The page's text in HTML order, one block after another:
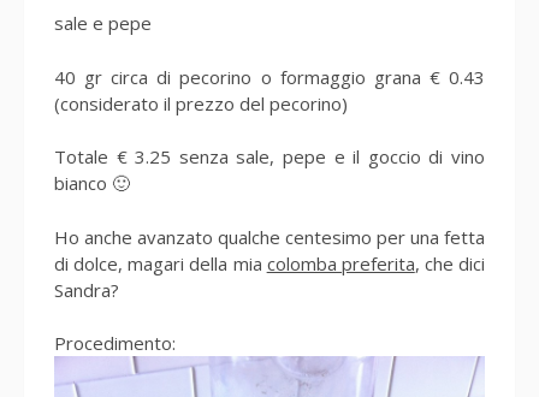
sale e pepe
40 gr circa di pecorino o formaggio grana € 0.43
(considerato il prezzo del pecorino)
Totale € 3.25 senza sale, pepe e il goccio di vino
bianco 🙂
Ho anche avanzato qualche centesimo per una fetta
di dolce, magari della mia colomba preferita, che dici
Sandra?
Procedimento: